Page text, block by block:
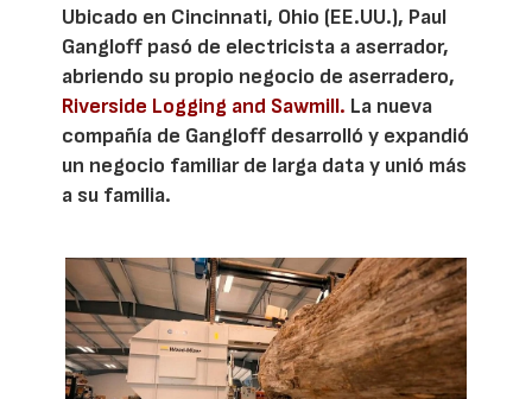
Ubicado en Cincinnati, Ohio (EE.UU.), Paul
Gangloff pasó de electricista a aserrador,
abriendo su propio negocio de aserradero,
Riverside Logging and Sawmill. La nueva
compañía de Gangloff desarrolló y expandió
un negocio familiar de larga data y unió más
a su familia.